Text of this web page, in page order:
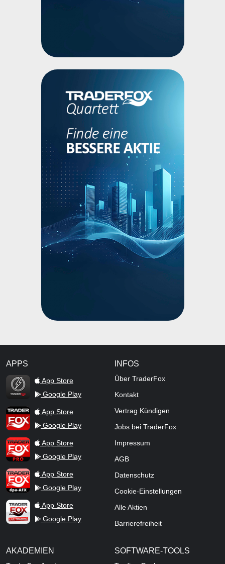
APPS
TraderFox Flash
App Store
Google Play
TraderFox AppApp Store
Google Play
TraderFox ProApp Store
Google Play
TraderFox dpa-AFX ProFeed
App Store
Google Play
TraderFox Live Trading
App Store
Google Play
INFOS
Über TraderFox
Kontakt
Vertrag Kündigen
Jobs bei TraderFox
Impressum
AGB
Datenschutz
Cookie-Einstellungen
Alle Aktien
Barrierefreiheit
AKADEMIEN SOFTWARE-TOOLS